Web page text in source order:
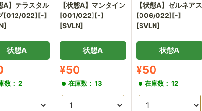
A】テラスタル
[012/022][-]
状態A
数： 2
【状態A】マンタイン
[001/022][-]
[SVLN]
状態A
販
売
¥50
在庫数： 13
【状態A】ゼルネアス
[006/022][-]
[SVLN]
状態A
販
売
¥50
在庫数： 12